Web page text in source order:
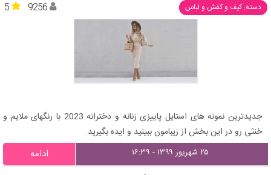
دسته: کیف و کفش و لباس 5 9256
جدیدترین نمونه های استایل پاییزی زنانه و دخترانه 2023 با رنگهای ملایم و
خنثی رو در این بخش از زیبامون ببینید و ایده بگیرید.
۲۵ شهریور ۱۳۹۹ - ۱۶:۳۹ ادامه